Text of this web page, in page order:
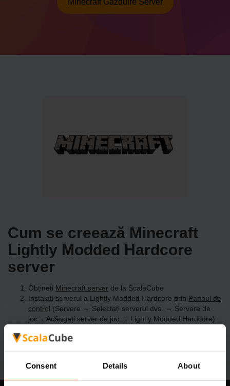
Consent Details About
Minecraft Găzduire Server
Cum se creează Minecraft
Lightly Modded Hardcore
server
Obțineți Minecraft server de la ScalaCube
Instalați serverul a Lightly Modded Hardcore prin Panoul de
control (Servere → Selectați serverul dvs. → Servere de
joc→ Adăugați server de joc → Lightly Modded Hardcore)